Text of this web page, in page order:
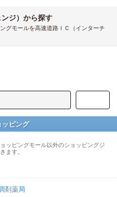
ジ）から探す
グモールを高速道路ＩＣ（インターチ
ッピング
ッピングモール以外のショッピングジ
ます。
剤薬局